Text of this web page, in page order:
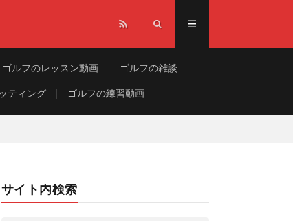
ゴルフのレッスン動画 ゴルフの雑談
ティング ゴルフの練習動画
サイト内検索